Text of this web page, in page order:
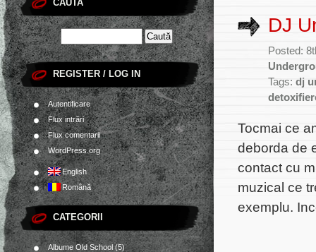
CAUTA
REGISTER / LOG IN
Autentificare
Flux intrări
Flux comentarii
WordPress.org
English
Română
CATEGORII
Albume Old School(5)
DJ
Posted:
Tags: dj
Tocmai ce
deborda de
contact cu
muzical ce
exemplu.